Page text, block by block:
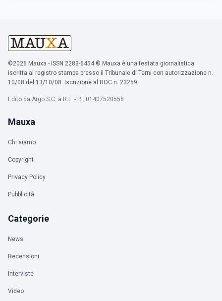
©2026 Mauxa - ISSN 2283-6454 © Mauxa è una testata giornalistica
iscritta al registro stampa presso il Tribunale di Terni con autorizzazione n.
10/08 del 13/10/08. Iscrizione al ROC n. 23259.
Edito da Argo S.C. a R.L. - P.I. 01407520558
Mauxa
Chi siamo
Copyright
Privacy Policy
Pubblicità
Categorie
News
Recensioni
Interviste
Video